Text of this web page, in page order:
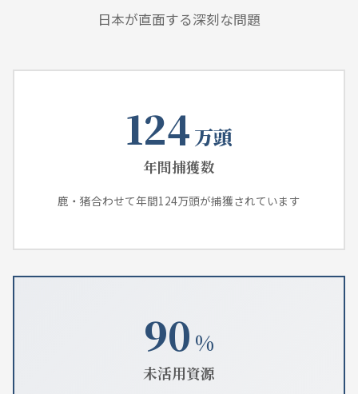
日本が直面する深刻な問題
124 万頭
年間捕獲数
鹿・猪合わせて年間124万頭が捕獲されています
90 %
未活用資源